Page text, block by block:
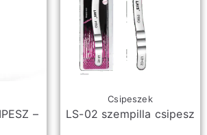
–
Csipeszek
LS-02 szempilla csipesz